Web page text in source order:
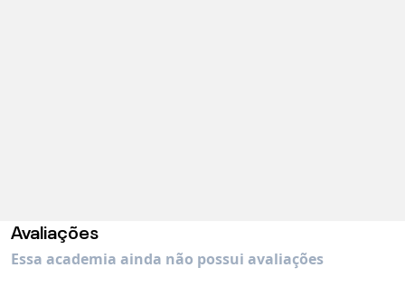
Avaliações
Essa academia ainda não possui avaliações